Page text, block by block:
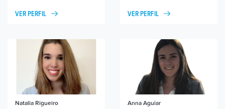
VER PERFIL VER PERFIL
Natalia Rigueiro Anna Aguiar